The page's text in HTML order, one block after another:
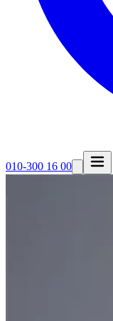
010-300 16 00